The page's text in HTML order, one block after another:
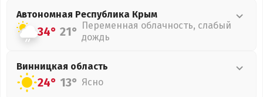
Автономная Республика Крым
34° 21° Переменная облачность, слабый
дождь
Винницкая область
24° 13° Ясно